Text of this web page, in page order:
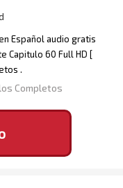
Español audio gratis
Capitulo 60 Full HD [
.
Completos